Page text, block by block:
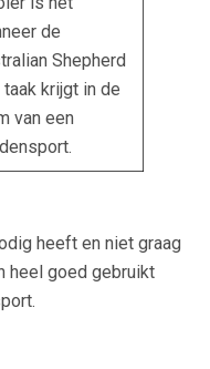
de
Shepherd
taak krijgt in de
van een
heeft en niet graag
heel goed gebruikt